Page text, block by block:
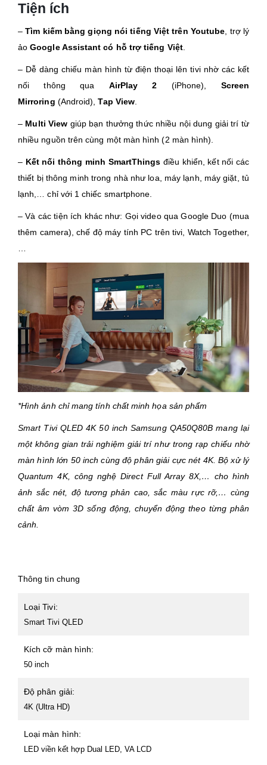
Tiện ích
–Tìm kiếm bằng giọng nói tiếng Việt trên Youtube, trợ lý
ảoGoogle Assistant có hỗ trợ tiếng Việt.
– Dễ dàng chiếu màn hình từ điện thoại lên tivi nhờ các kết
nối thông qua AirPlay 2 (iPhone), Screen
Mirroring (Android),Tap View.
– Multi View giúp bạn thưởng thức nhiều nội dung giải trí từ
nhiều nguồn trên cùng một màn hình (2 màn hình).
– Kết nối thông minh SmartThings điều khiển, kết nối các
thiết bị thông minh trong nhà như loa, máy lạnh, máy giặt, tủ
lạnh,… chỉ với 1 chiếc smartphone.
– Và các tiện ích khác như: Gọi video qua Google Duo (mua
thêm camera), chế độ máy tính PC trên tivi, Watch Together,
…
*Hình ảnh chỉ mang tính chất minh họa sản phẩm​
Smart Tivi QLED 4K 50 inch Samsung QA50Q80B mang lại
một không gian trải nghiệm giải trí như trong rạp chiếu nhờ
màn hình lớn 50 inch cùng độ phân giải cực nét 4K. Bộ xử lý
Quantum 4K, công nghệ Direct Full Array 8X,… cho hình
ảnh sắc nét, độ tương phản cao, sắc màu rực rỡ,… cùng
chất âm vòm 3D sống động, chuyển động theo từng phân
cảnh.
Thông tin chung
Loại Tivi:
Smart Tivi QLED
Kích cỡ màn hình:
50 inch
Độ phân giải:
4K (Ultra HD)
Loại màn hình:
LED viền kết hợp Dual LED, VA LCD